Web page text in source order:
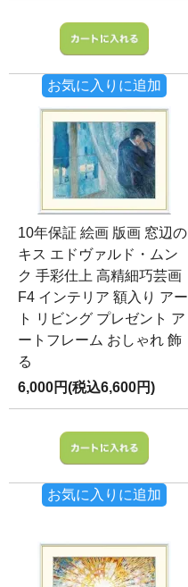
お気に入りに追加
10年保証 絵画 版画 窓辺の
キス エドヴァルド・ムン
ク 手彩仕上 高精細巧芸画
F4 インテリア 額入り アー
ト リビング プレゼント ア
ートフレーム おしゃれ 飾
る
6,000円(税込6,600円)
お気に入りに追加